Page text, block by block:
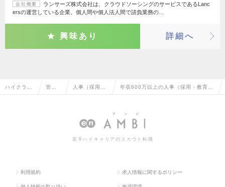
会社概要
ランサーズ株式会社は、クラウドソーシングのサービスであるLanc
ersの運営している企業。個人間や個人法人間で請負業務の…
興味あり 詳細へ
ハイクラス 管理 人事（採用・ 年収600万以上の人事（採用・教育な
若手ハイキャリアのスカウト転職
利用規約 求人情報に関するポリシー